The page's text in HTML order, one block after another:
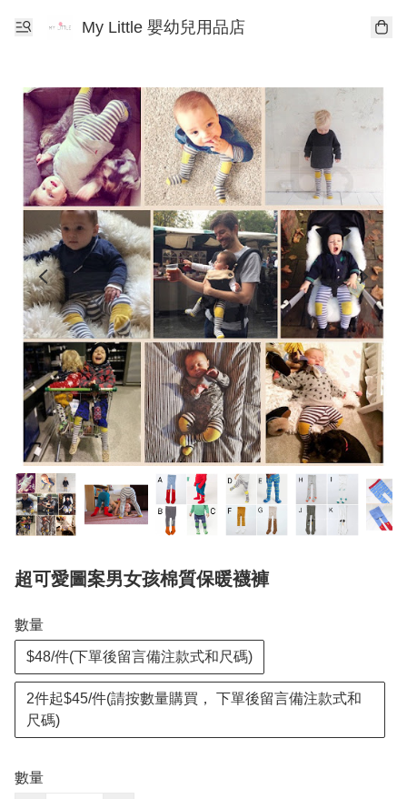
My Little 嬰幼兒用品店
超可愛圖案男女孩棉質保暖襪褲
數量
$48/件(下單後留言備注款式和尺碼)
2件起$45/件(請按數量購買， 下單後留言備注款式和
尺碼)
數量